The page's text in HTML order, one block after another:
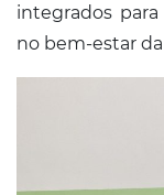
integrados
no bem-estar